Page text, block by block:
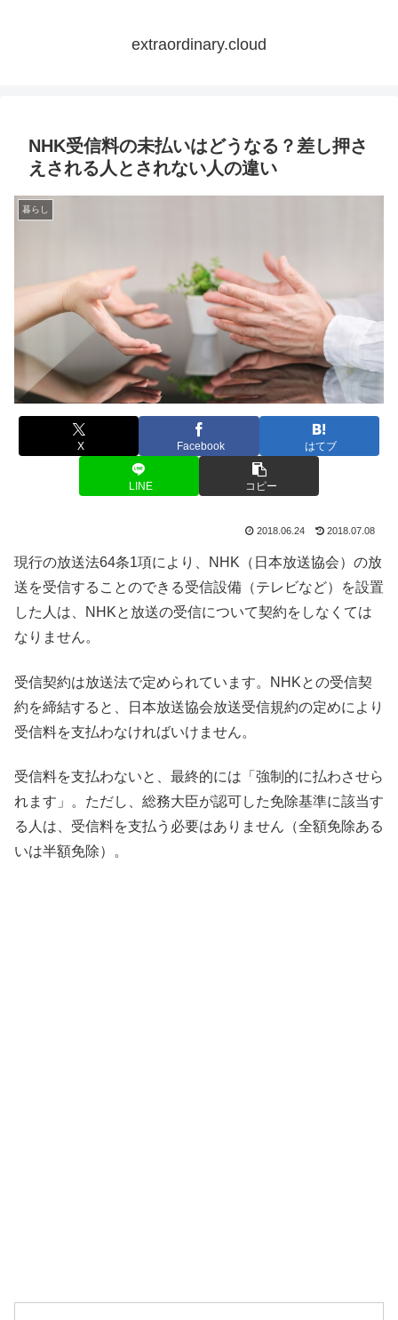
extraordinary.cloud
NHK受信料の未払いはどうなる？差し押さ
えされる人とされない人の違い
暮らし
X Facebook はてブ
LINE コピー
2018.06.24 2018.07.08
現行の放送法64条1項により、NHK（日本放送協会）の放
送を受信することのできる受信設備（テレビなど）を設置
した人は、NHKと放送の受信について契約をしなくては
なりません。
受信契約は放送法で定められています。NHKとの受信契
約を締結すると、日本放送協会放送受信規約の定めにより
受信料を支払わなければいけません。
受信料を支払わないと、最終的には「強制的に払わさせら
れます」。ただし、総務大臣が認可した免除基準に該当す
る人は、受信料を支払う必要はありません（全額免除ある
いは半額免除）。